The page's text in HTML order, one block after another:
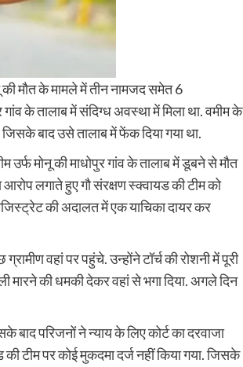
मौत के मामले में तीन नामजद समेत 6
के तालाब में संदिग्ध अवस्था में मिला था. वमीम के
बाद उसे तालाब में फेंक दिया गया था.
मोनू की माधोपुर गांव के तालाब में डूबने से मौत
लगाते हुए गौ संरक्षण स्क्वायड की टीम को
की अदालत में एक याचिका दायर कर
वहां पर पहुंचे. उन्होंने टॉर्च की रोशनी में पूरी
मारने की धमकी देकर वहां से भगा दिया. अगले दिन
बाद परिजनों ने न्याय के लिए कोर्ट का दरवाजा
टीम पर कोई मुकदमा दर्ज नहीं किया गया. जिसके